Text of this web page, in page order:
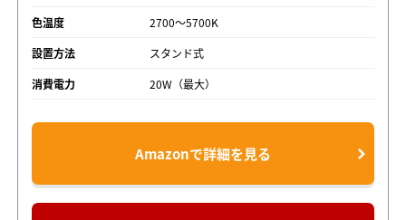
色温度
2700～5700K
設置方法
スタンド式
消費電力
20W（最大）
Amazonで詳細を見る